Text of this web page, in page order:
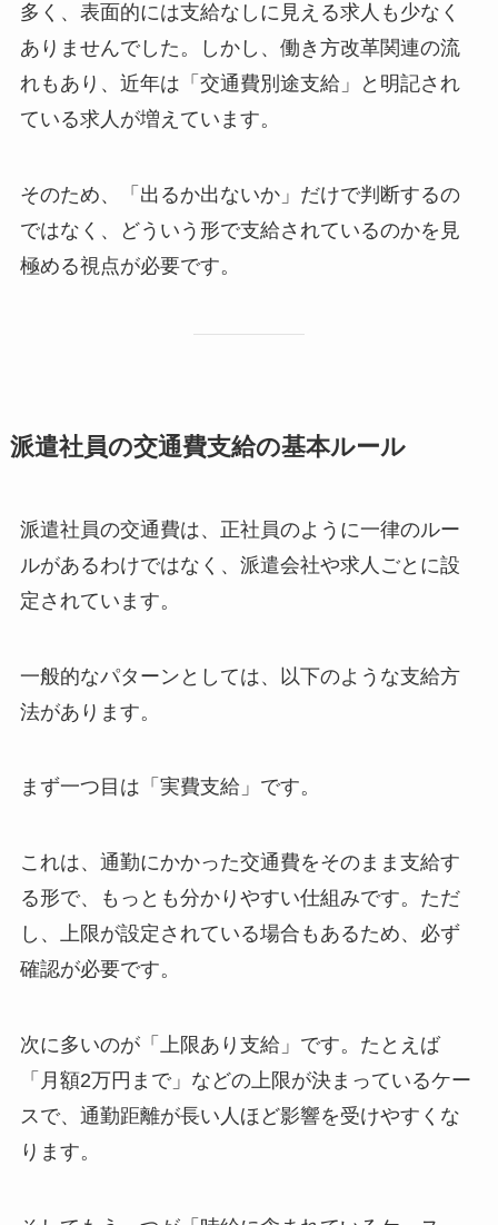
多く、表面的には支給なしに見える求人も少なく
ありませんでした。しかし、働き方改革関連の流
れもあり、近年は「交通費別途支給」と明記され
ている求人が増えています。
そのため、「出るか出ないか」だけで判断するの
ではなく、どういう形で支給されているのかを見
極める視点が必要です。
派遣社員の交通費支給の基本ルール
派遣社員の交通費は、正社員のように一律のルー
ルがあるわけではなく、派遣会社や求人ごとに設
定されています。
一般的なパターンとしては、以下のような支給方
法があります。
まず一つ目は「実費支給」です。
これは、通勤にかかった交通費をそのまま支給す
る形で、もっとも分かりやすい仕組みです。ただ
し、上限が設定されている場合もあるため、必ず
確認が必要です。
次に多いのが「上限あり支給」です。たとえば
「月額2万円まで」などの上限が決まっているケー
スで、通勤距離が長い人ほど影響を受けやすくな
ります。